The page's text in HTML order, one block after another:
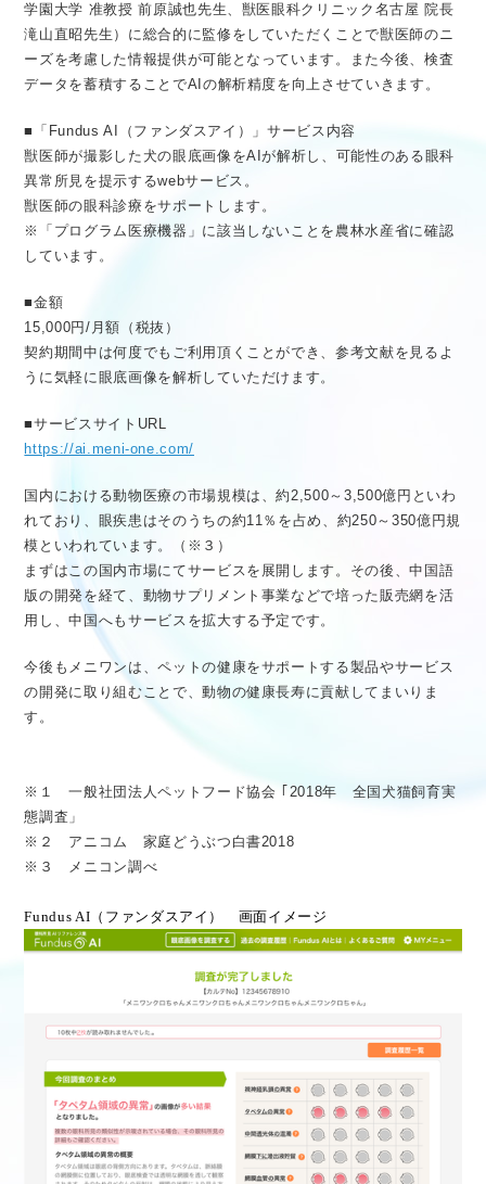
学園大学 准教授 前原誠也先生、獣医眼科クリニック名古屋 院長
滝山直昭先生）に総合的に監修をしていただくことで獣医師のニ
ーズを考慮した情報提供が可能となっています。また今後、検査
データを蓄積することでAIの解析精度を向上させていきます。
■「Fundus AI（ファンダスアイ）」サービス内容
獣医師が撮影した犬の眼底画像をAIが解析し、可能性のある眼科
異常所見を提示するwebサービス。
獣医師の眼科診療をサポートします。
※「プログラム医療機器」に該当しないことを農林水産省に確認
しています。
■金額
15,000円/月額（税抜）
契約期間中は何度でもご利用頂くことができ、参考文献を見るよ
うに気軽に眼底画像を解析していただけます。
■サービスサイトURL
https://ai.meni-one.com/
国内における動物医療の市場規模は、約2,500～3,500億円といわ
れており、眼疾患はそのうちの約11％を占め、約250～350億円規
模といわれています。（※３）
まずはこの国内市場にてサービスを展開します。その後、中国語
版の開発を経て、動物サプリメント事業などで培った販売網を活
用し、中国へもサービスを拡大する予定です。
今後もメニワンは、ペットの健康をサポートする製品やサービス
の開発に取り組むことで、動物の健康長寿に貢献してまいりま
す。
※１ 一般社団法人ペットフード協会 ｢2018年 全国犬猫飼育実
態調査」
※２ アニコム 家庭どうぶつ白書2018
※３ メニコン調べ
Fundus AI （ファンダスアイ） 画面イメージ